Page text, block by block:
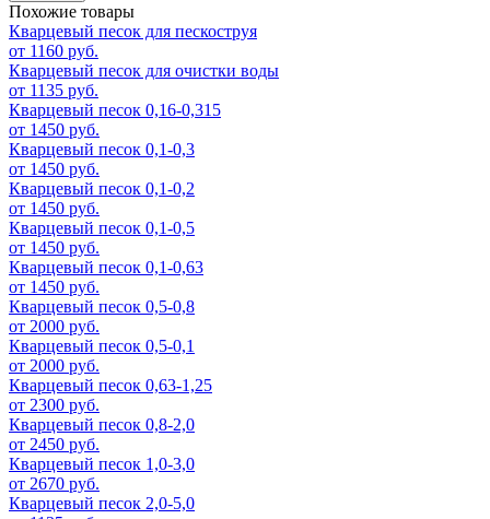
Похожие товары
Кварцевый песок для пескоструя
от 1160 руб.
Кварцевый песок для очистки воды
от 1135 руб.
Кварцевый песок 0,16-0,315
от 1450 руб.
Кварцевый песок 0,1-0,3
от 1450 руб.
Кварцевый песок 0,1-0,2
от 1450 руб.
Кварцевый песок 0,1-0,5
от 1450 руб.
Кварцевый песок 0,1-0,63
от 1450 руб.
Кварцевый песок 0,5-0,8
от 2000 руб.
Кварцевый песок 0,5-0,1
от 2000 руб.
Кварцевый песок 0,63-1,25
от 2300 руб.
Кварцевый песок 0,8-2,0
от 2450 руб.
Кварцевый песок 1,0-3,0
от 2670 руб.
Кварцевый песок 2,0-5,0